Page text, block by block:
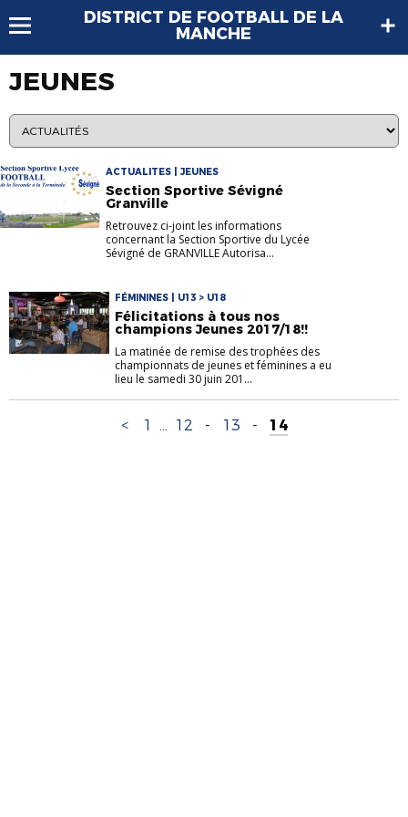
DISTRICT DE FOOTBALL DE LA
MANCHE
JEUNES
ACTUALITES | JEUNES
Section Sportive Sévigné
Granville
Retrouvez ci-joint les informations
concernant la Section Sportive du Lycée
Sévigné de GRANVILLE Autorisa...
FÉMININES | U13 > U18
Félicitations à tous nos
champions Jeunes 2017/18!!
La matinée de remise des trophées des
championnats de jeunes et féminines a eu
lieu le samedi 30 juin 201...
< 1 ... 12 - 13 - 14